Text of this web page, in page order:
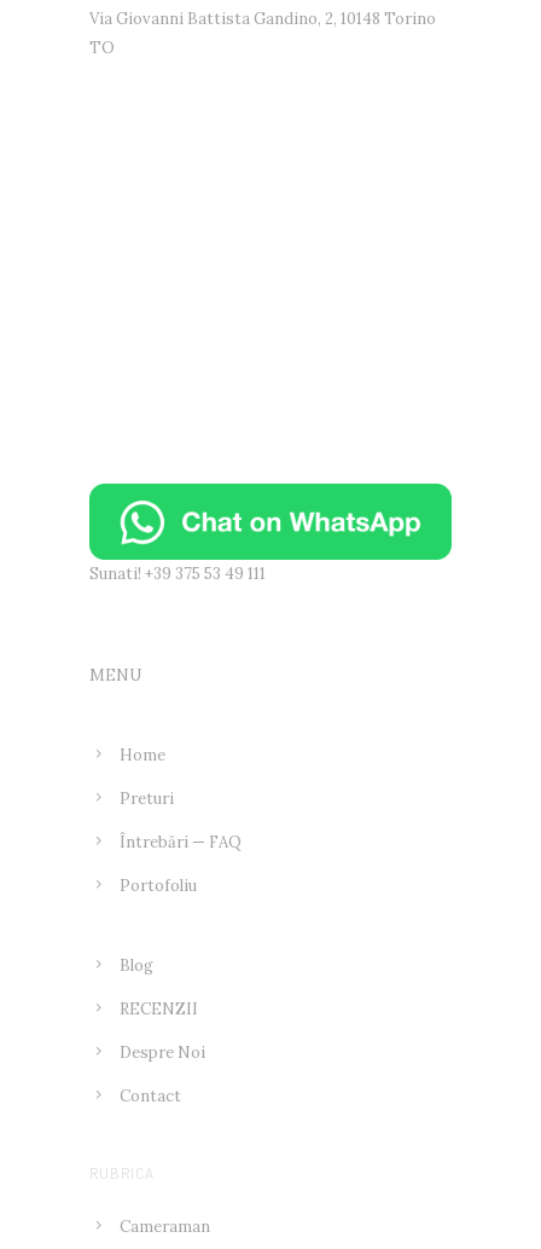
Via Giovanni Battista Gandino, 2, 10148 Torino
TO
Sunati! +39 375 53 49 111
MENU
Home
Preturi
Întrebări — FAQ
Portofoliu
Blog
RECENZII
Despre Noi
Contact
RUBRICA
Cameraman